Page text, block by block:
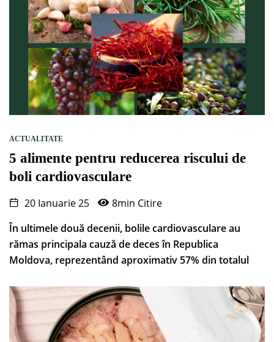
ACTUALITATE
5 alimente pentru reducerea riscului de
boli cardiovasculare
20 Ianuarie 25
8min Citire
În ultimele două decenii, bolile cardiovasculare au
rămas principala cauză de deces în Republica
Moldova, reprezentând aproximativ 57% din totalul